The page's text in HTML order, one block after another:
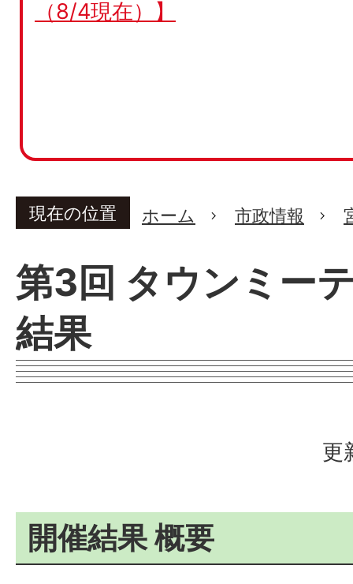
（8/4現在）】
現在の位置 ホーム 市政情報
第3回 タウンミー
結果
更
開催結果 概要